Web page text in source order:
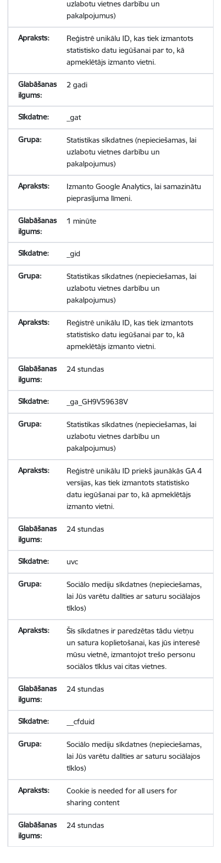
uzlabotu vietnes darbību un
pakalpojumus)
Reģistrē unikālu ID, kas tiek izmantots
statistisko datu iegūšanai par to, kā
apmeklētājs izmanto vietni.
2 gadi
_gat
Statistikas sīkdatnes (nepieciešamas, lai
uzlabotu vietnes darbību un
pakalpojumus)
Izmanto Google Analytics, lai samazinātu
pieprasījuma līmeni.
1 minūte
_gid
Statistikas sīkdatnes (nepieciešamas, lai
uzlabotu vietnes darbību un
pakalpojumus)
Reģistrē unikālu ID, kas tiek izmantots
statistisko datu iegūšanai par to, kā
apmeklētājs izmanto vietni.
24 stundas
_ga_GH9V59638V
Statistikas sīkdatnes (nepieciešamas, lai
uzlabotu vietnes darbību un
pakalpojumus)
Reģistrē unikālu ID priekš jaunākās GA 4
versijas, kas tiek izmantots statistisko
datu iegūšanai par to, kā apmeklētājs
izmanto vietni.
24 stundas
uvc
Sociālo mediju sīkdatnes (nepieciešamas,
lai Jūs varētu dalīties ar saturu sociālajos
tīklos)
Šīs sīkdatnes ir paredzētas tādu vietņu
un satura koplietošanai, kas jūs interesē
mūsu vietnē, izmantojot trešo personu
sociālos tīklus vai citas vietnes.
24 stundas
__cfduid
Sociālo mediju sīkdatnes (nepieciešamas,
lai Jūs varētu dalīties ar saturu sociālajos
tīklos)
Cookie is needed for all users for
sharing content
24 stundas